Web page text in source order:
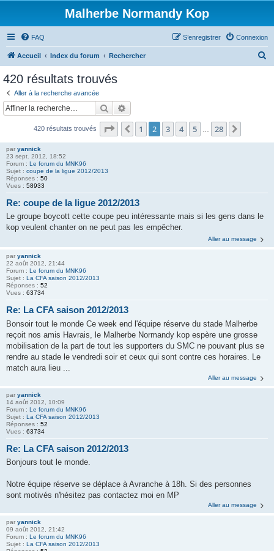
Malherbe Normandy Kop
FAQ Connexion
S’enregistrer
Accueil Index du forum Rechercher
c
420 résultats trouvés
Aller à la recherche avancée
Rechercher
420 résultats trouvés Page sur28
Précédente
1 2 3 4 5 28
par yannick
23 sept. 2012, 18:52
Forum : Le forum du MNK96
Sujet : coupe de la ligue 2012/2013
Réponses : 50
Vues : 58933
Re: coupe de la ligue 2012/2013
Le groupe boycott cette coupe peu intéressante mais si les gens dans le
kop veulent chanter on ne peut pas les empêcher.
Aller au message
par yannick
22 août 2012, 21:44
Forum : Le forum du MNK96
Sujet : La CFA saison 2012/2013
Réponses : 52
Vues : 63734
Re: La CFA saison 2012/2013
Bonsoir tout le monde Ce week end l'équipe réserve du stade Malherbe
reçoit nos amis Havrais, le Malherbe Normandy kop espère une grosse
mobilisation de la part de tout les supporters du SMC ne pouvant plus se
rendre au stade le vendredi soir et ceux qui sont contre ces horaires. Le
match aura lieu ...
Aller au message
par yannick
14 août 2012, 10:09
Forum : Le forum du MNK96
Sujet : La CFA saison 2012/2013
Réponses : 52
Vues : 63734
Re: La CFA saison 2012/2013
Bonjours tout le monde.
Notre équipe réserve se déplace à Avranche à 18h. Si des personnes
sont motivés n'hésitez pas contactez moi en MP
Aller au message
par yannick
09 août 2012, 21:42
Forum : Le forum du MNK96
Sujet : La CFA saison 2012/2013